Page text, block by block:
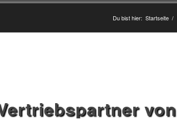
Du bist hier: Startseite /